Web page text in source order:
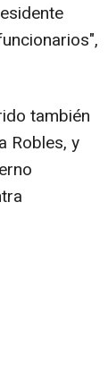
también
Robles, y